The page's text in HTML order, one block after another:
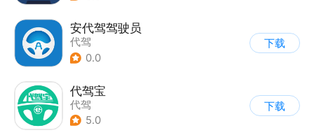
安代驾驾驶员
代驾
0.0
下载
代驾宝
代驾
5.0
下载